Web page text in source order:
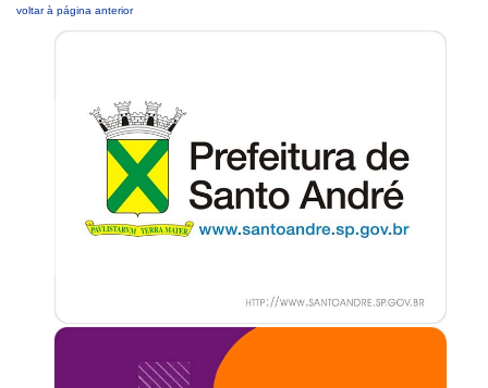
voltar à página anterior